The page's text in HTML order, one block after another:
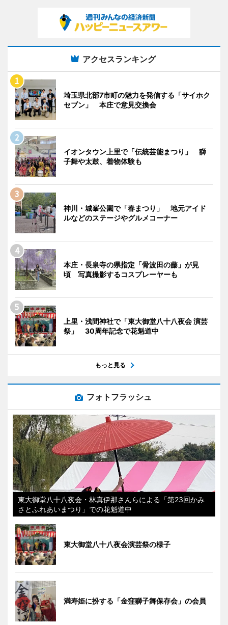
アクセスランキング
埼玉県北部7市町の魅力を発信する「サイホク
セブン」 本庄で意見交換会
イオンタウン上里で「伝統芸能まつり」 獅
子舞や太鼓、着物体験も
神川・城峯公園で「春まつり」 地元アイド
ルなどのステージやグルメコーナー
本庄・長泉寺の県指定「骨波田の藤」が見
頃 写真撮影するコスプレーヤーも
上里・浅間神社で「東大御堂八十八夜会 演芸
祭」 30周年記念で花魁道中
もっと見る
フォトフラッシュ
東大御堂八十八夜会・林真伊那さんらによる「第23回かみ
さとふれあいまつり」での花魁道中
東大御堂八十八夜会演芸祭の様子
満寿姫に扮する「金窪獅子舞保存会」の会員